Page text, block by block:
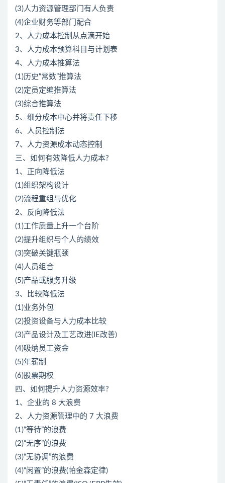
(3)人力资源管理部门有人负责
(4)企业财务等部门配合
2、人力成本控制从点滴开始
3、人力成本预算科目与计划表
4、人力成本推算法
(1)历史“常数”推算法
(2)定员定编推算法
(3)综合推算法
5、细分成本中心并将责任下移
6、人员控制法
7、人力资源成本动态控制
三、如何有效降低人力成本?
1、正向降低法
(1)组织架构设计
(2)流程重组与优化
2、反向降低法
(1)工作质量上升一个台阶
(2)提升组织与个人的绩效
(3)突破关键瓶颈
(4)人员组合
(5)产品或服务升级
3、比较降低法
(1)业务外包
(2)投资设备与人力成本比较
(3)产品设计及工艺改进(IE改善)
(4)吸纳员工资金
(5)年薪制
(6)股票期权
四、如何提升人力资源效率?
1、企业的 8 大浪费
2、人力资源管理中的 7 大浪费
(1)“等待”的浪费
(2)“无序”的浪费
(3)“无协调”的浪费
(4)“闲置”的浪费(帕金森定律)